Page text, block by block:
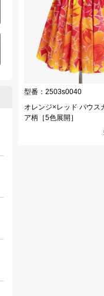
型番： 2503s0040
オレンジ×レッド パウス
ア柄［5色展開］